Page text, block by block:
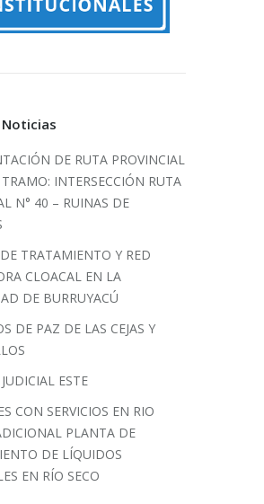
DE RUTA PROVINCIAL
INTERSECCIÓN RUTA
N° 40 – RUINAS DE
TRATAMIENTO Y RED
CLOACAL EN LA
DE BURRUYACÚ
DE PAZ DE LAS CEJAS Y
ESTE
CON SERVICIOS EN RIO
PLANTA DE
DE LÍQUIDOS
EN RÍO SECO